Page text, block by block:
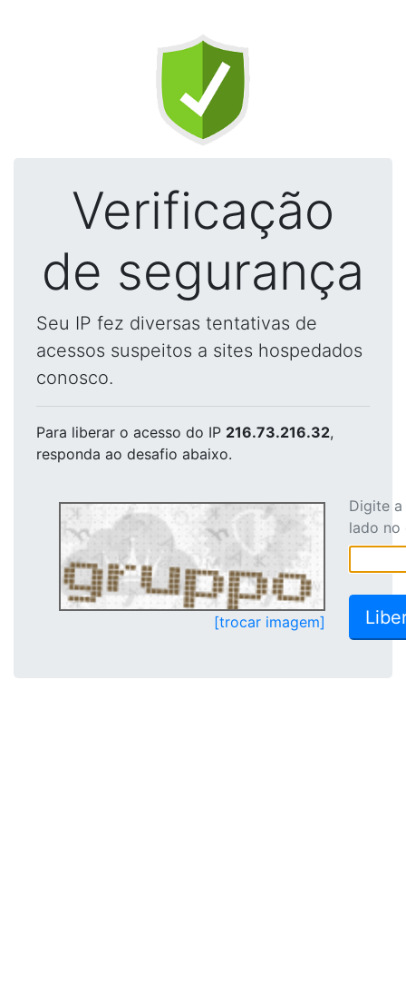
Verificação
de segurança
Seu IP fez diversas tentativas de
acessos suspeitos a sites hospedados
conosco.
Para liberar o acesso do IP 216.73.216.32,
responda ao desafio abaixo.
[trocar imagem]
Digite
lado no